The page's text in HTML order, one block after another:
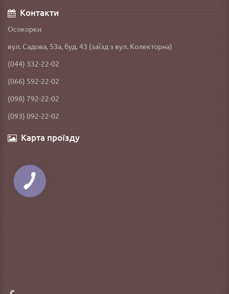
Контакти
Осокорки
вул. Садова, 53а, буд. 43 (заїзд з вул. Колекторна)
(044) 332-22-02
(066) 592-22-02
(098) 792-22-02
(093) 092-22-02
Карта проїзду
КНОПКА
ЗВ'ЯЗКУ